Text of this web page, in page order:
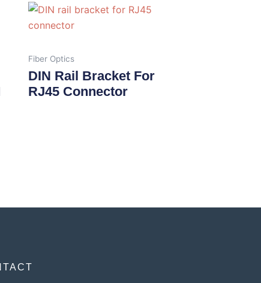
Fiber Optics
DIN Rail Bracket For
RJ45 Connector